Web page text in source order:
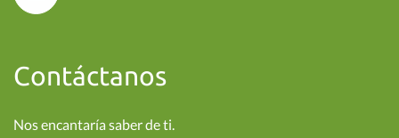
Contáctanos
Nos encantaría saber de ti.